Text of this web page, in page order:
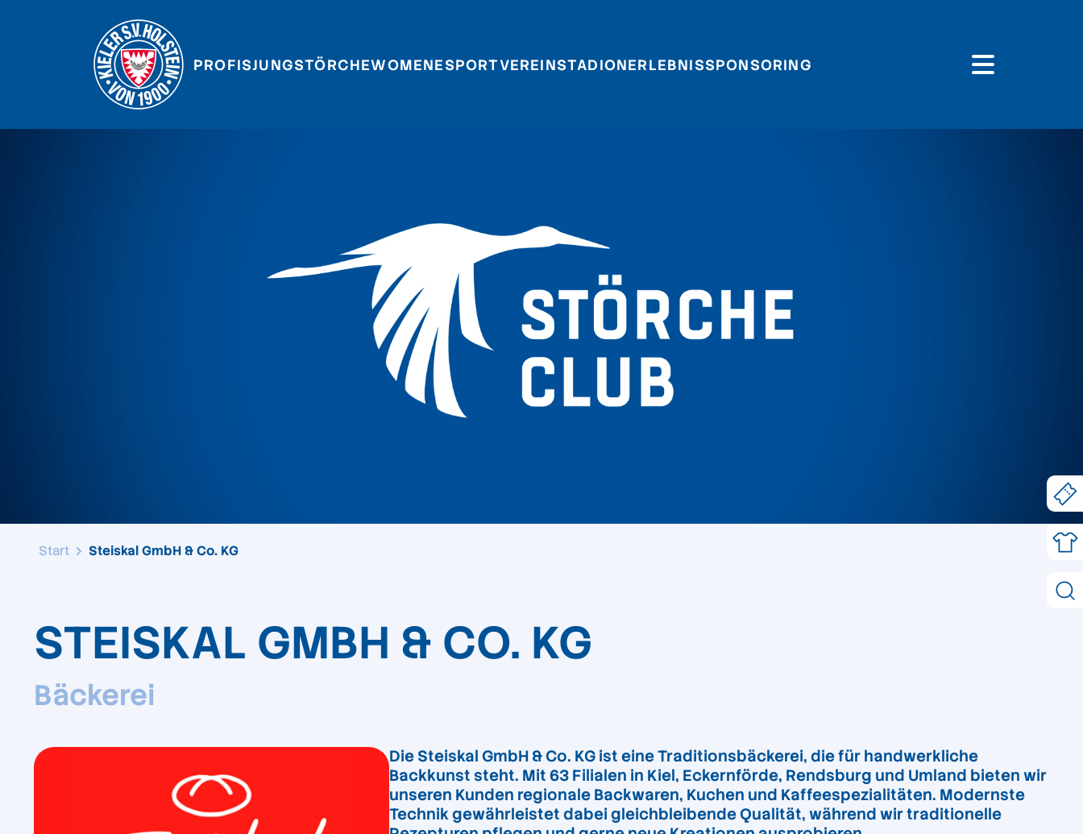
PROFISJUNGSTÖRCHEWOMENESPORTVEREINSTADIONERLEBNISSPONSORING
Start Steiskal GmbH & Co. KG
STEISKAL GMBH & CO. KG
Bäckerei
Die Steiskal GmbH & Co. KG ist eine Traditionsbäckerei, die für handwerkliche
Backkunst steht. Mit 63 Filialen in Kiel, Eckernförde, Rendsburg und Umland bieten wir
unseren Kunden regionale Backwaren, Kuchen und Kaffeespezialitäten. Modernste
Technik gewährleistet dabei gleichbleibende Qualität, während wir traditionelle